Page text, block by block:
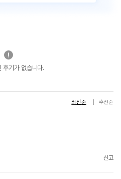
후기가 없습니다.
최신순 추천순
신고